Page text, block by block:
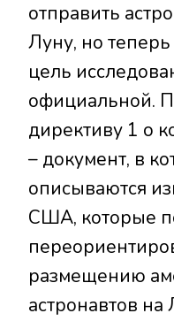
отправить
Луну, но
цель
официальной.
директиву 1 о
– документ, в
описываются
США, которые
размещению
астронавтов